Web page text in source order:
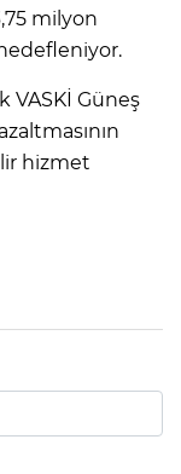
milyon
VASKİ Güneş
hizmet